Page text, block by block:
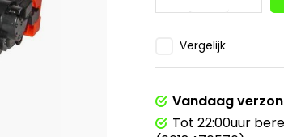
Vergelijk
Vandaag
Tot 22:00uur